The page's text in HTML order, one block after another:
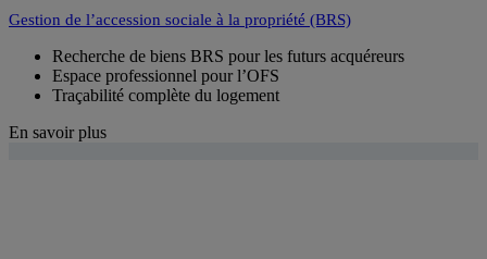
Gestion de l’accession sociale à la propriété (BRS)
Recherche de biens BRS pour les futurs acquéreurs
Espace professionnel pour l’OFS
Traçabilité complète du logement
En savoir plus